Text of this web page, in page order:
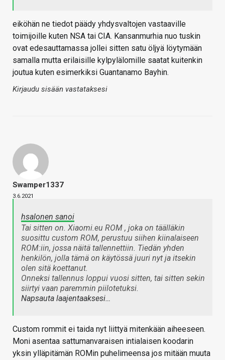
eiköhän ne tiedot päädy yhdysvaltojen vastaaville
toimijoille kuten NSA tai CIA. Kansanmurhia nuo tuskin
ovat edesauttamassa jollei sitten satu öljyä löytymään
samalla mutta erilaisille kylpylälomille saatat kuitenkin
joutua kuten esimerkiksi Guantanamo Bayhin.
Kirjaudu sisään vastataksesi
Swamper1337
3.6.2021
hsalonen sanoi
Tai sitten on. Xiaomi.eu ROM , joka on täälläkin
suosittu custom ROM, perustuu siihen kiinalaiseen
ROM:iin, jossa näitä tallennettiin. Tiedän yhden
henkilön, jolla tämä on käytössä juuri nyt ja itsekin
olen sitä koettanut.
Onneksi tallennus loppui vuosi sitten, tai sitten sekin
siirtyi vaan paremmin piilotetuksi.
Napsauta laajentaaksesi…
Custom rommit ei taida nyt liittyä mitenkään aiheeseen.
Moni asentaa sattumanvaraisen intialaisen koodarin
yksin ylläpitämän ROMin puhelimeensa jos mitään muuta